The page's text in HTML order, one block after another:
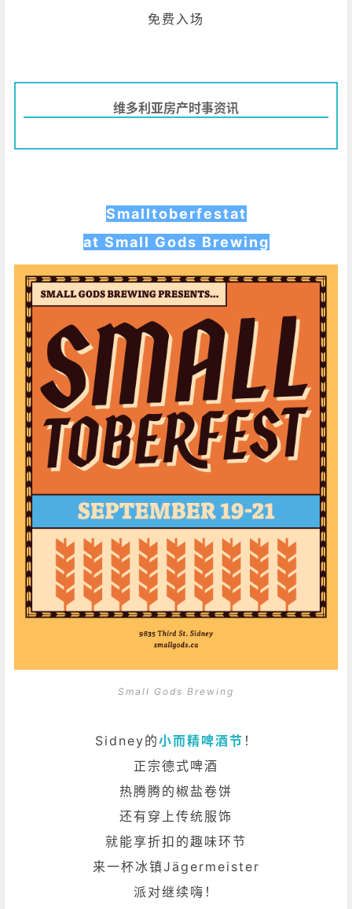
免费入场
维多利亚房产时事资讯
Smalltoberfestat
at Small Gods Brewing
Small Gods Brewing
Sidney的小而精啤酒节 ！
正宗德式啤酒
热腾腾的椒盐卷饼
还有穿上传统服饰
就能享折扣的趣味环节
来一杯冰镇Jägermeister
派对继续嗨！